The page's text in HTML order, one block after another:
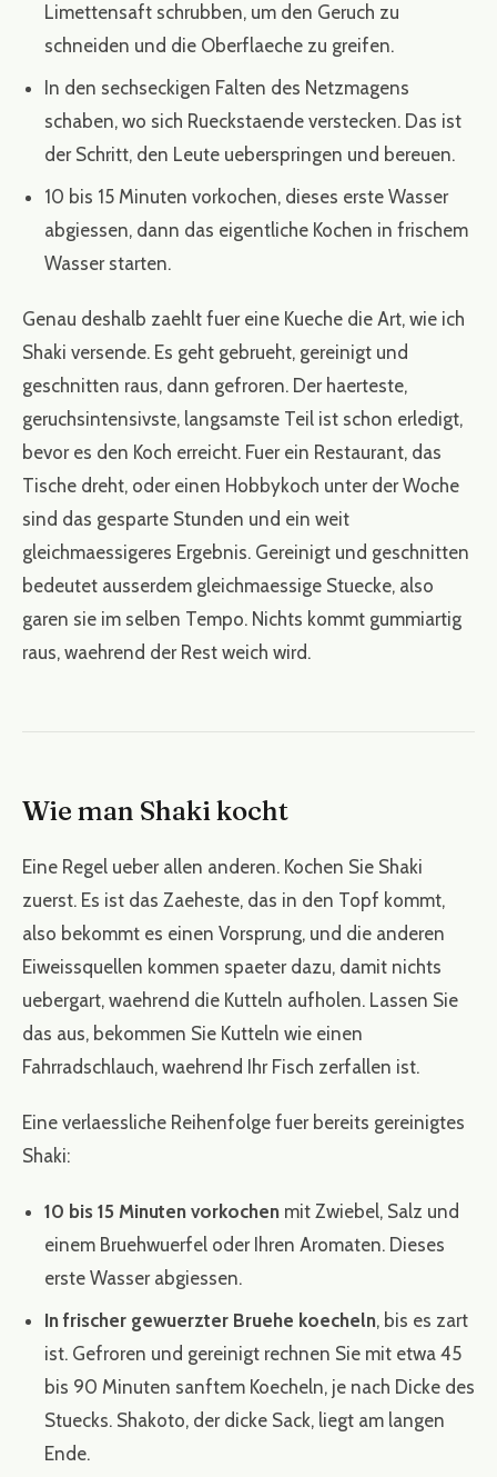
Limettensaft schrubben, um den Geruch zu
schneiden und die Oberflaeche zu greifen.
In den sechseckigen Falten des Netzmagens
schaben, wo sich Rueckstaende verstecken. Das ist
der Schritt, den Leute ueberspringen und bereuen.
10 bis 15 Minuten vorkochen, dieses erste Wasser
abgiessen, dann das eigentliche Kochen in frischem
Wasser starten.
Genau deshalb zaehlt fuer eine Kueche die Art, wie ich
Shaki versende. Es geht gebrueht, gereinigt und
geschnitten raus, dann gefroren. Der haerteste,
geruchsintensivste, langsamste Teil ist schon erledigt,
bevor es den Koch erreicht. Fuer ein Restaurant, das
Tische dreht, oder einen Hobbykoch unter der Woche
sind das gesparte Stunden und ein weit
gleichmaessigeres Ergebnis. Gereinigt und geschnitten
bedeutet ausserdem gleichmaessige Stuecke, also
garen sie im selben Tempo. Nichts kommt gummiartig
raus, waehrend der Rest weich wird.
Wie man Shaki kocht
Eine Regel ueber allen anderen. Kochen Sie Shaki
zuerst. Es ist das Zaeheste, das in den Topf kommt,
also bekommt es einen Vorsprung, und die anderen
Eiweissquellen kommen spaeter dazu, damit nichts
uebergart, waehrend die Kutteln aufholen. Lassen Sie
das aus, bekommen Sie Kutteln wie einen
Fahrradschlauch, waehrend Ihr Fisch zerfallen ist.
Eine verlaessliche Reihenfolge fuer bereits gereinigtes
Shaki:
10 bis 15 Minuten vorkochen mit Zwiebel, Salz und
einem Bruehwuerfel oder Ihren Aromaten. Dieses
erste Wasser abgiessen.
In frischer gewuerzter Bruehe koecheln, bis es zart
ist. Gefroren und gereinigt rechnen Sie mit etwa 45
bis 90 Minuten sanftem Koecheln, je nach Dicke des
Stuecks. Shakoto, der dicke Sack, liegt am langen
Ende.